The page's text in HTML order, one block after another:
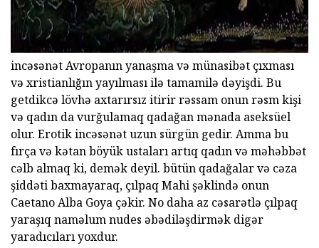
incəsənət Avropanın yanaşma və münasibət çıxması
və xristianlığın yayılması ilə tamamilə dəyişdi. Bu
getdikcə lövhə axtarırsız itirir rəssam onun rəsm kişi
və qadın da vurğulamaq qadağan mənada aseksüel
olur. Erotik incəsənət uzun sürgün gedir. Amma bu
fırça və kətan böyük ustaları artıq qadın və məhəbbət
cəlb almaq ki, demək deyil. bütün qadağalar və cəza
şiddəti baxmayaraq, çılpaq Mahi şəklində onun
Caetano Alba Goya çəkir. No daha az cəsarətlə çılpaq
yaraşıq naməlum nudes əbədiləşdirmək digər
yaradıcıları yoxdur.